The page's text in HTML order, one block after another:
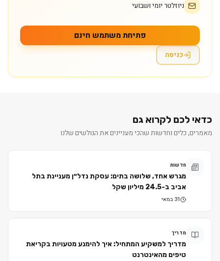
ניוזלטר יומי ושבועי
פתיחת משתמש חינם
כניסה
כדאי לכם לקרוא גם
מאמרים, כלים וחדשות שהכי מעניינים את הגולשים שלנו
חדשות
מגרש אחד, שלושה בתים: עסקת נדל״ן מעניינת בתל
אביב ב-24.5 מיליון שקל
31 במאי
מדריך
מדריך למשקיע המתחיל: איך להימנע מטעויות בקריאת
טיפים מהאינטרנט